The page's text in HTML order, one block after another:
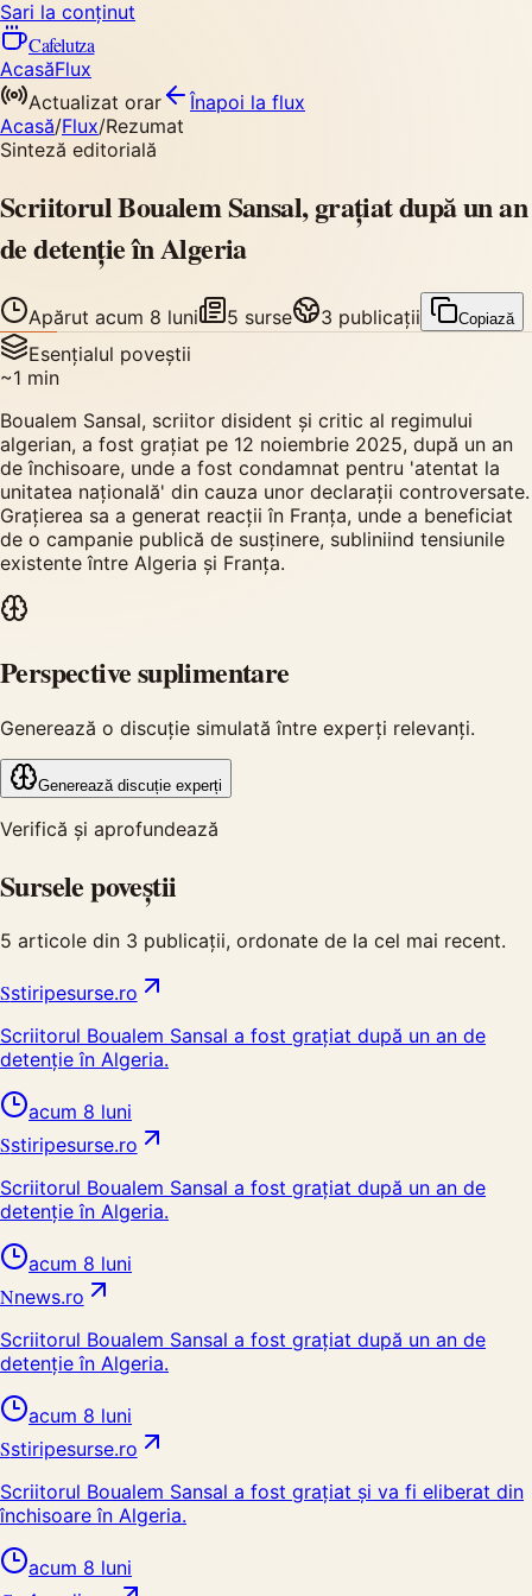
Sari la conținut
Cafelutza
AcasăFlux
Actualizat orar
Înapoi la flux
Acasă/Flux/Rezumat
Sinteză editorială
Scriitorul Boualem Sansal, grațiat după un an
de detenție în Algeria
Apărut acum 8 luni 5 surse 3 publicații Copiază
Esențialul poveștii
~1 min
Boualem Sansal, scriitor disident și critic al regimului
algerian, a fost grațiat pe 12 noiembrie 2025, după un an
de închisoare, unde a fost condamnat pentru 'atentat la
unitatea națională' din cauza unor declarații controversate.
Grațierea sa a generat reacții în Franța, unde a beneficiat
de o campanie publică de susținere, subliniind tensiunile
existente între Algeria și Franța.
Perspective suplimentare
Generează o discuție simulată între experți relevanți.
Generează discuție experți
Verifică și aprofundează
Sursele poveștii
5 articole din 3 publicații, ordonate de la cel mai recent.
Sstiripesurse.ro
Scriitorul Boualem Sansal a fost grațiat după un an de
detenție în Algeria.
acum 8 luni
Sstiripesurse.ro
Scriitorul Boualem Sansal a fost grațiat după un an de
detenție în Algeria.
acum 8 luni
Nnews.ro
Scriitorul Boualem Sansal a fost grațiat după un an de
detenție în Algeria.
acum 8 luni
Sstiripesurse.ro
Scriitorul Boualem Sansal a fost grațiat și va fi eliberat din
închisoare în Algeria.
acum 8 luni